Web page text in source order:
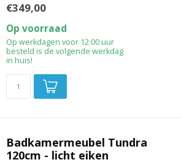
€349,00
Op voorraad
Op werkdagen voor 12:00 uur
besteld is de volgende werkdag
in huis!
Badkamermeubel Tundra
120cm - licht eiken